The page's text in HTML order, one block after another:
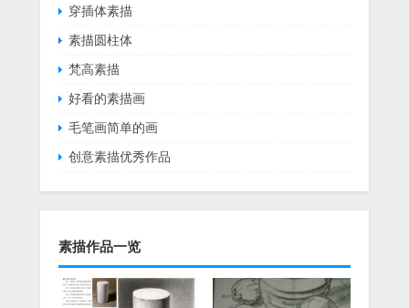
穿插体素描
素描圆柱体
梵高素描
好看的素描画
毛笔画简单的画
创意素描优秀作品
素描作品一览